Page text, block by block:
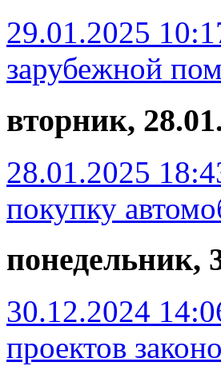
29.01.2025
зарубежной
вторник,
28.01.2025
покупку
понедельник,
30.12.2024
проектов